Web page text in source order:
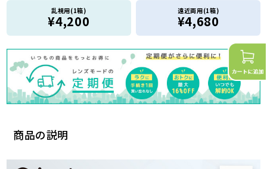
商品の説明
乱視用(1箱)
¥4,200
遠近両用(1箱)
¥4,680